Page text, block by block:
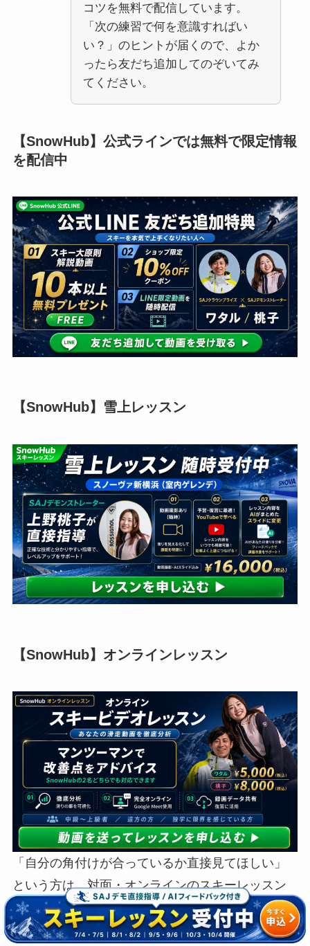
コツを無料で配信しています。
「次の練習で何を意識すればい
い？」のヒントが届くので、よか
ったら友だち追加してのぞいてみ
てください。
【SnowHub】公式ラインでは無料で限定情報
を配信中
【SnowHub】雪上レッスン
【SnowHub】オンラインレッスン
「自分の角付けが合っているか直接見てほしい」
という方は、対面・オンラインのスキーレッスン
もご用意しています。最短で身につけたい方は、
こちらもチェックしてみてください。